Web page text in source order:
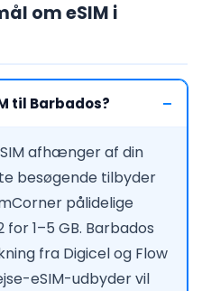
om eSIM i
til Barbados?
afhænger af din
besøgende tilbyder
pålidelige
1–5 GB. Barbados
fra Digicel og Flow
eSIM-udbyder vil